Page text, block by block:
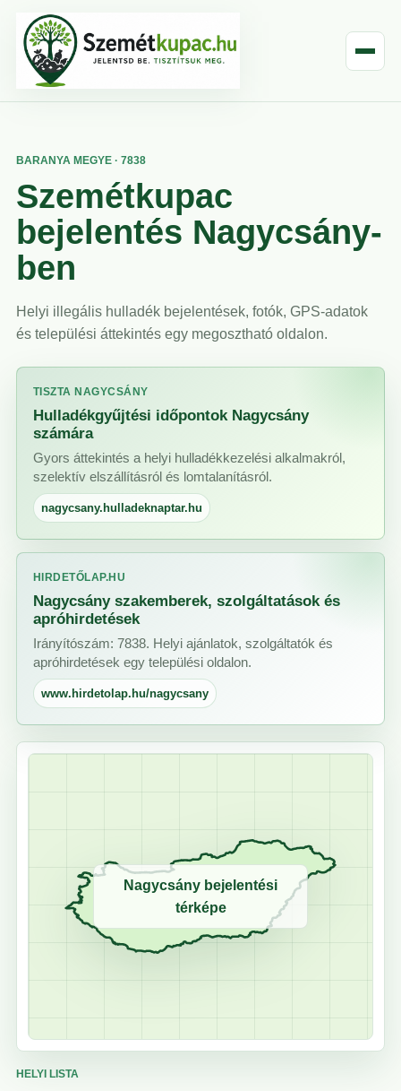
BARANYA MEGYE · 7838
Szemétkupac
bejelentés Nagycsány-
ben
Helyi illegális hulladék bejelentések, fotók, GPS-adatok
és települési áttekintés egy megosztható oldalon.
TISZTA NAGYCSÁNY
Hulladékgyűjtési időpontok Nagycsány
számára
Gyors áttekintés a helyi hulladékkezelési alkalmakról,
szelektív elszállításról és lomtalanításról.
nagycsany.hulladeknaptar.hu
HIRDETŐLAP.HU
Nagycsány szakemberek, szolgáltatások és
apróhirdetések
Irányítószám: 7838. Helyi ajánlatok, szolgáltatók és
apróhirdetések egy települési oldalon.
www.hirdetolap.hu/nagycsany
Nagycsány bejelentési
térképe
HELYI LISTA